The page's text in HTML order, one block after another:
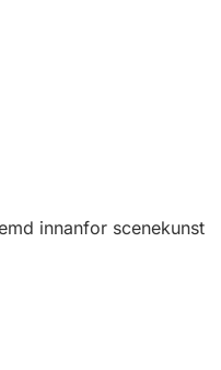
innanfor scenekunst